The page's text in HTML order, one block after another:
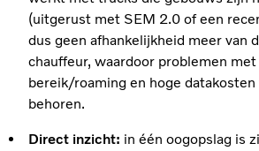
(uitgerust met SEM 2.0 of een
dus geen afhankelijkheid meer van
chauffeur, waardoor problemen
bereik/roaming en hoge
behoren.
Direct inzicht: in één oogopslag is